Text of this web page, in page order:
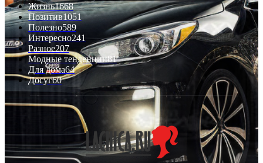
Жизнь1668
Позитив1051
Полезно589
Интересно241
Разное207
Модные тенденции81
Для дома64
Досуг60